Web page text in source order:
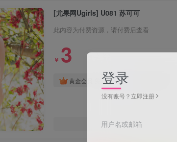
[尤果网Ugirls] U081 苏可可
此内容为付费资源，请付费后查看
￥ 3
黄金会员 免费
登录
没有账号？立即注册
用户名或邮箱